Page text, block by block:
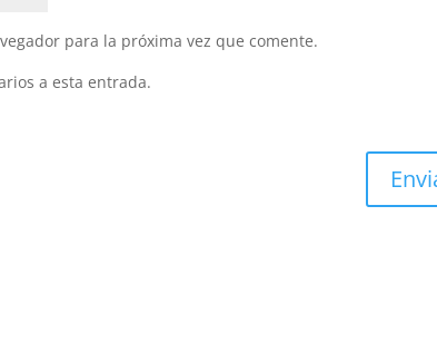
para la próxima vez que comente.
a esta entrada.